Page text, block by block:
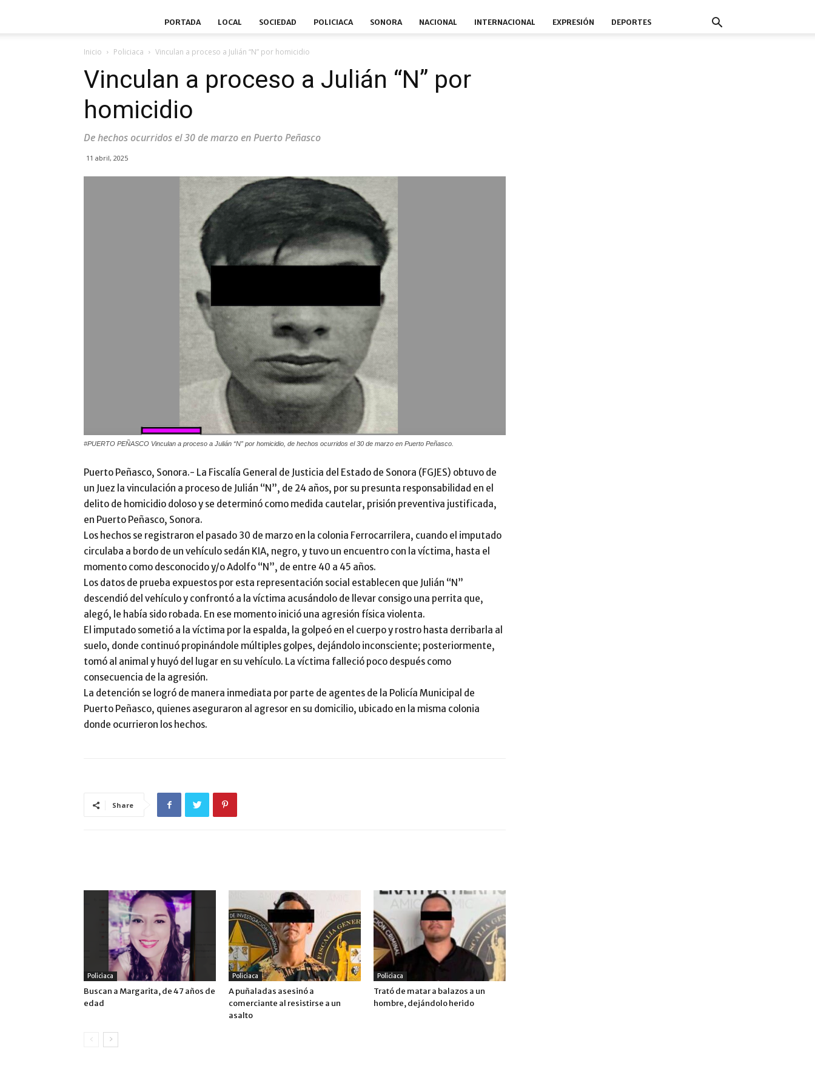
PORTADA LOCAL SOCIEDAD POLICIACA SONORA NACIONAL INTERNACIONAL EXPRESIÓN DEPORTES
Inicio Policiaca Vinculan a proceso a Julián “N” por homicidio
Vinculan a proceso a Julián “N” por
homicidio
De hechos ocurridos el 30 de marzo en Puerto Peñasco
11 abril, 2025
#PUERTO PEÑASCO Vinculan a proceso a Julián “N” por homicidio, de hechos ocurridos el 30 de marzo en Puerto Peñasco.
Puerto Peñasco, Sonora.- La Fiscalía General de Justicia del Estado de Sonora (FGJES) obtuvo de
un Juez la vinculación a proceso de Julián “N”, de 24 años, por su presunta responsabilidad en el
delito de homicidio doloso y se determinó como medida cautelar, prisión preventiva justificada,
en Puerto Peñasco, Sonora.
Los hechos se registraron el pasado 30 de marzo en la colonia Ferrocarrilera, cuando el imputado
circulaba a bordo de un vehículo sedán KIA, negro, y tuvo un encuentro con la víctima, hasta el
momento como desconocido y/o Adolfo “N”, de entre 40 a 45 años.
Los datos de prueba expuestos por esta representación social establecen que Julián “N”
descendió del vehículo y confrontó a la víctima acusándolo de llevar consigo una perrita que,
alegó, le había sido robada. En ese momento inició una agresión física violenta.
El imputado sometió a la víctima por la espalda, la golpeó en el cuerpo y rostro hasta derribarla al
suelo, donde continuó propinándole múltiples golpes, dejándolo inconsciente; posteriormente,
tomó al animal y huyó del lugar en su vehículo. La víctima falleció poco después como
consecuencia de la agresión.
La detención se logró de manera inmediata por parte de agentes de la Policía Municipal de
Puerto Peñasco, quienes aseguraron al agresor en su domicilio, ubicado en la misma colonia
donde ocurrieron los hechos.
Share
Policiaca
Buscan a Margarita, de 47 años de
edad
Policiaca
A puñaladas asesinó a
comerciante al resistirse a un
asalto
Policiaca
Trató de matar a balazos a un
hombre, dejándolo herido